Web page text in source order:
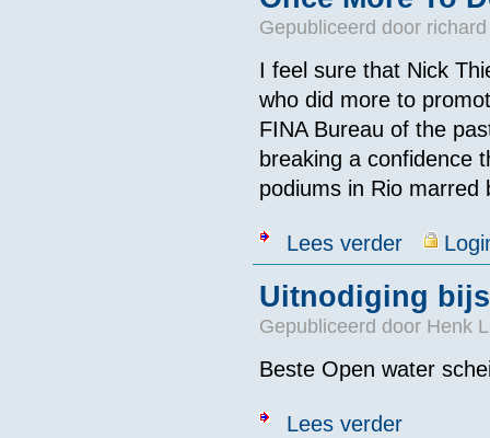
Gepubliceerd door
I feel sure that Nick
who did more to
FINA Bureau of the
breaking a confidence
podiums in Rio marred
Lees verderover Time To
Uitnodiging
Gepubliceerd door Henk
Beste Open water
Lees verderover